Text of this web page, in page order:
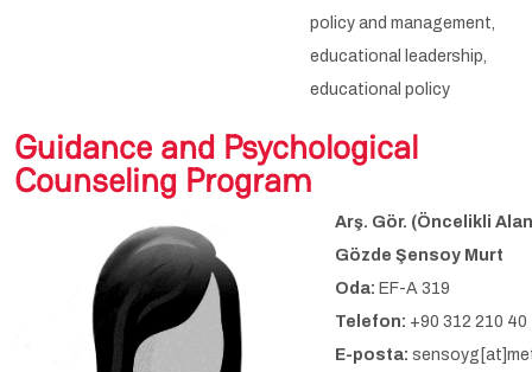
policy and management,
educational leadership,
educational policy
Guidance and Psychological
Counseling Program
Arş. Gör. (Öncelikli
Gözde Şensoy Murt
Oda: EF-A 319
Telefon: +90 312 210 40
E-posta: